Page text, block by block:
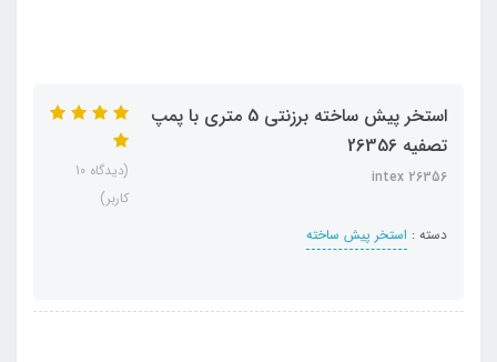
استخر پیش ساخته برزنتی 5 متری با پمپ
تصفیه 26356
intex 26356
دسته : استخر پیش ساخته
(دیدگاه 10
کاربر)